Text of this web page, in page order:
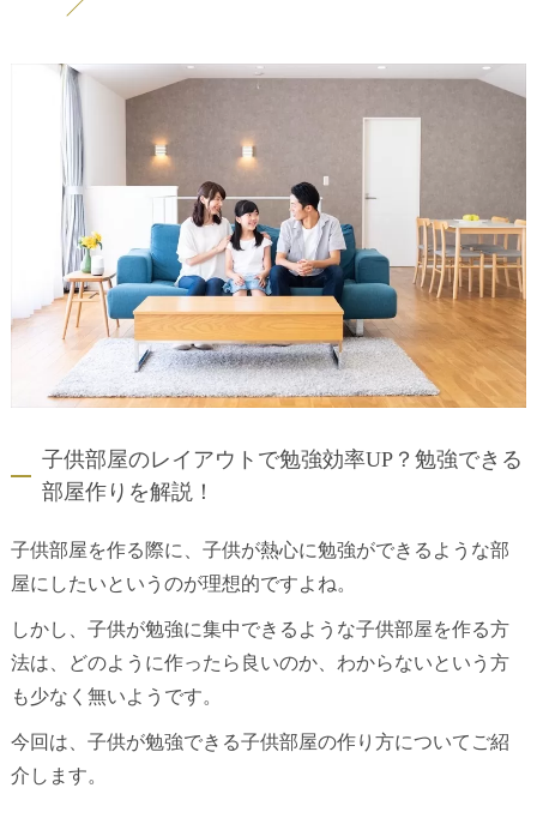
子供部屋のレイアウトで勉強効率UP？勉強できる
部屋作りを解説！
子供部屋を作る際に、子供が熱心に勉強ができるような部
屋にしたいというのが理想的ですよね。
しかし、子供が勉強に集中できるような子供部屋を作る方
法は、どのように作ったら良いのか、わからないという方
も少なく無いようです。
今回は、子供が勉強できる子供部屋の作り方についてご紹
介します。